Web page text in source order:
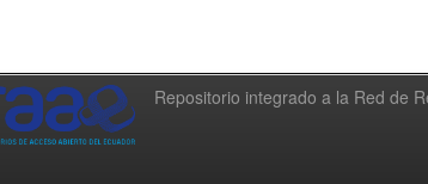
Repositorio integrado a la Red de